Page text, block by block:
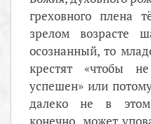
греховного плена
зрелом возрасте
осознанный, то
крестят «чтобы
успешен» или
далеко не в
конечно, может